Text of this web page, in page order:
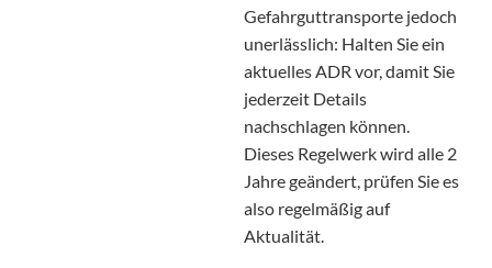
Gefahrguttransporte jedoch
unerlässlich: Halten Sie ein
aktuelles ADR vor, damit Sie
jederzeit Details
nachschlagen können.
Dieses Regelwerk wird alle 2
Jahre geändert, prüfen Sie es
also regelmäßig auf
Aktualität.